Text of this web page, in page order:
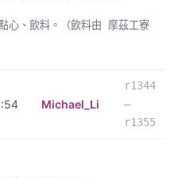
Michael_Li
r1344
–
r1355